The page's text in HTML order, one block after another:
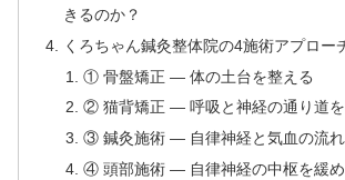
きるのか？
くろちゃん鍼灸整体院の4施術アプロー
① 骨盤矯正 — 体の土台を整える
② 猫背矯正 — 呼吸と神経の通り道を
③ 鍼灸施術 — 自律神経と気血の流
④ 頭部施術 — 自律神経の中枢を緩め